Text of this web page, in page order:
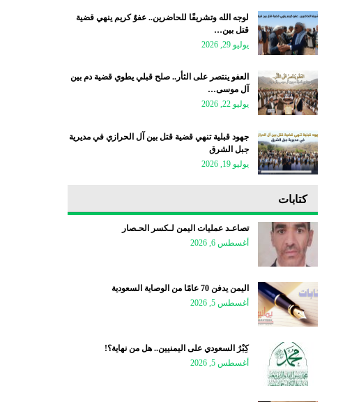
لوجه الله وتشريفًا للحاضرين.. عفوٌ كريم ينهي قضية
قتل بين…
يوليو 29, 2026
العفو ينتصر على الثأر.. صلح قبلي يطوي قضية دم بين
آل موسى…
يوليو 22, 2026
جهود قبلية تنهي قضية قتل بين آل الحرازي في مديرية
جبل الشرق
يوليو 19, 2026
كتابات
تصاعـد عمليات اليمن لـكسر الحـصار
أغسطس 6, 2026
اليمن يدفن 70 عامًا من الوصاية السعودية
أغسطس 5, 2026
كِبْرُ السعودي على اليمنيين.. هل من نهاية؟!
أغسطس 5, 2026